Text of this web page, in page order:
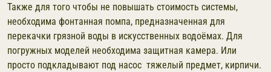
Также для того чтобы не повышать стоимость системы,
необходима фонтанная помпа, предназначенная для
перекачки грязной воды в искусственных водоёмах. Для
погружных моделей необходима защитная камера. Или
просто подкладывают под насос тяжелый предмет, кирпичи.